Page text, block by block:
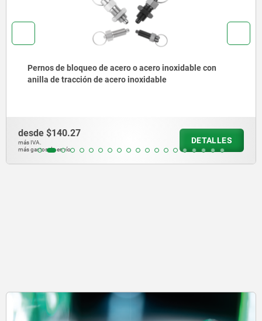
Pernos de bloqueo de acero o acero inoxidable, versión
corta, con vástago roscado
desde $204.99
más IVA.
más gastos de envío
DETALLES